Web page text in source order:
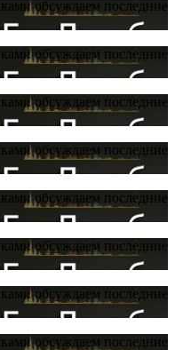
обсуждаем последние
обсуждаем последние
обсуждаем последние
обсуждаем последние
обсуждаем последние
обсуждаем последние
обсуждаем последние
обсуждаем последние